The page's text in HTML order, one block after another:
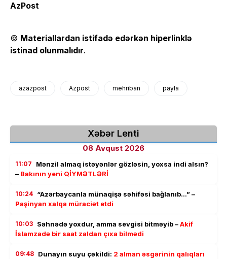
AzPost
© Materiallardan istifadə edərkən hiperlinklə
istinad olunmalıdır.
azazpost Azpost mehriban payla
Xəbər Lenti
08 Avqust 2026
11:07
Mənzil almaq istəyənlər gözləsin, yoxsa indi alsın?
– Bakının yeni QİYMƏTLƏRİ
10:24 “Azərbaycanla münaqişə səhifəsi bağlanıb…” –
Paşinyan xalqa müraciət etdi
10:03 Səhnədə yoxdur, amma sevgisi bitməyib –Akif
İslamzadə bir saat zaldan çıxa bilmədi
09:48 Dunayın suyu çəkildi: 2 alman əsgərinin qalıqları